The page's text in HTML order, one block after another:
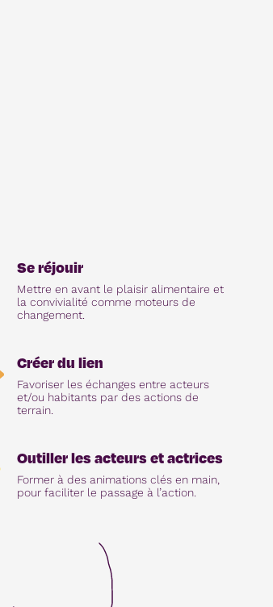
Se réjouir
Mettre en avant le plaisir alimentaire et
la convivialité comme moteurs de
changement.
Créer du lien
Favoriser les échanges entre acteurs
et/ou habitants par des actions de
terrain.
Outiller les acteurs et actrices
Former à des animations clés en main,
pour faciliter le passage à l’action.